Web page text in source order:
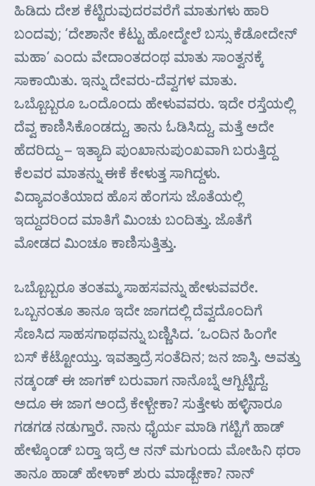
ಹಿಡಿದು ದೇಶ ಕೆಟ್ಟಿರುವುದರವರೆಗೆ ಮಾತುಗಳು ಹಾರಿ
ಬಂದವು; ‘ದೇಶಾನೇ ಕೆಟ್ಟು ಹೋದ್ಮೇಲೆ ಬಸ್ಸು ಕೆಡೋದೇನ್
ಮಹಾ’ ಎಂದು ವೇದಾಂತದಂಥ ಮಾತು ಸಾಂತ್ವನಕ್ಕೆ
ಸಾಕಾಯಿತು. ಇನ್ನು ದೇವರು-ದೆವ್ವಗಳ ಮಾತು.
ಒಬ್ಬೊಬ್ಬರೂ ಒಂದೊಂದು ಹೇಳುವವರು. ಇದೇ ರಸ್ತೆಯಲ್ಲಿ
ದೆವ್ವ ಕಾಣಿಸಿಕೊಂಡದ್ದು, ತಾನು ಓಡಿಸಿದ್ದು, ಮತ್ತೆ ಅದೇ
ಹೆದರಿದ್ದು – ಇತ್ಯಾದಿ ಪುಂಖಾನುಪುಂಖವಾಗಿ ಬರುತ್ತಿದ್ದ
ಕೆಲವರ ಮಾತನ್ನು ಈಕೆ ಕೇಳುತ್ತ ಸಾಗಿದ್ದಳು.
ವಿದ್ಯಾವಂತೆಯಾದ ಹೊಸ ಹೆಂಗಸು ಜೊತೆಯಲ್ಲಿ
ಇದ್ದುದರಿಂದ ಮಾತಿಗೆ ಮಿಂಚು ಬಂದಿತ್ತು. ಜೊತೆಗೆ
ಮೋಡದ ಮಿಂಚೂ ಕಾಣಿಸುತ್ತಿತ್ತು.
ಒಬ್ಬೊಬ್ಬರೂ ತಂತಮ್ಮ ಸಾಹಸವನ್ನು ಹೇಳುವವರೇ.
ಒಬ್ಬನಂತೂ ತಾನೂ ಇದೇ ಜಾಗದಲ್ಲಿ ದೆವ್ವದೊಂದಿಗೆ
ಸೆಣಸಿದ ಸಾಹಸಗಾಥವನ್ನು ಬಣ್ಣಿಸಿದ. ‘ಒಂದಿನ ಹಿಂಗೇ
ಬಸ್ ಕೆಟ್ಟೋಯ್ತು. ಇವತ್ತಾದ್ರೆ ಸಂತೆದಿನ; ಜನ ಜಾಸ್ತಿ. ಅವತ್ತು
ನಡ್ಕಂಡ್ ಈ ಜಾಗಕ್ ಬರುವಾಗ ನಾನೊಬ್ನೆ ಆಗ್ಬಿಟ್ಟಿದ್ದೆ.
ಅದೂ ಈ ಜಾಗ ಅಂದ್ರೆ ಕೇಳ್ಬೇಕಾ? ಸುತ್ತೇಳು ಹಳ್ಳಿನಾರೂ
ಗಡಗಡ ನಡುಗ್ತಾರೆ. ನಾನು ಧೈರ್ಯ ಮಾಡಿ ಗಟ್ಟಿಗೆ ಹಾಡ್
ಹೇಳ್ಕೊಂಡ್ ಬರ್‍ತಾ ಇದ್ರೆ ಆ ನನ್ ಮಗುಂದು ಮೋಹಿನಿ ಥರಾ
ತಾನೂ ಹಾಡ್ ಹೇಳಾಕ್ ಶುರು ಮಾಡ್ಬೇಕಾ? ನಾನ್